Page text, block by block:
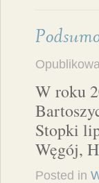
W roku
Stopki
Węgój,
Posted in